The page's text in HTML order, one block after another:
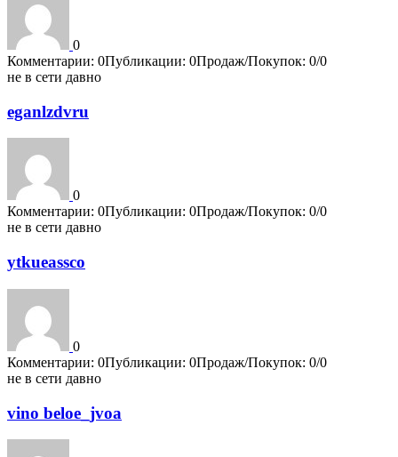
0
Комментарии: 0Публикации: 0Продаж/Покупок: 0/0
не в сети давно
eganlzdvru
0
Комментарии: 0Публикации: 0Продаж/Покупок: 0/0
не в сети давно
ytkueassco
0
Комментарии: 0Публикации: 0Продаж/Покупок: 0/0
не в сети давно
vino beloe_jvoa